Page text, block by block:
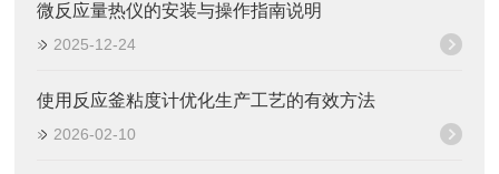
微反应量热仪的安装与操作指南说明
2025-12-24
使用反应釜粘度计优化生产工艺的有效方法
2026-02-10